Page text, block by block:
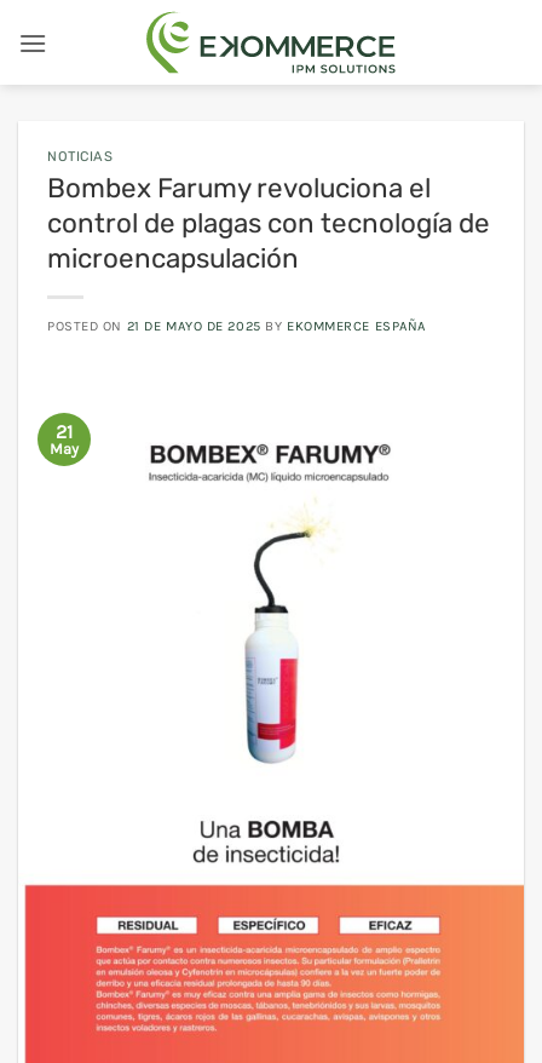
NOTICIAS
Bombex Farumy revoluciona el
control de plagas con tecnología de
microencapsulación
POSTED ON 21 DE MAYO DE 2025 BY EKOMMERCE ESPAÑA
21
May